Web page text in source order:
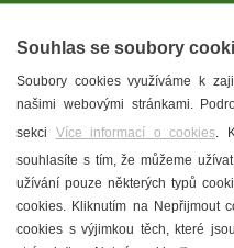
T. G.
Městské
Souhlas se soubory
Soubory cookies využíváme k
našimi webovými stránkami.
sekci Více informací o cookies.
souhlasíte s tím, že můžeme
užívání pouze některých typů
cookies. Kliknutím na Nepřijmout
cookies s výjimkou těch, které